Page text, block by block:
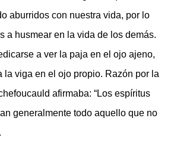
aburridos con nuestra vida, por lo
a husmear en la vida de los demás.
a ver la paja en el ojo ajeno,
la viga en el ojo propio. Razón por la
afirmaba: “Los espíritus
generalmente todo aquello que no